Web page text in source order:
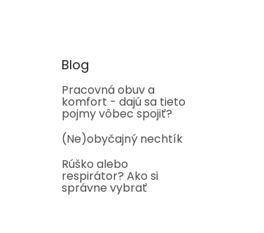
Blog
Pracovná obuv a
komfort - dajú sa tieto
pojmy vôbec spojiť?
(Ne)obyčajný nechtík
Rúško alebo
respirátor? Ako si
správne vybrať